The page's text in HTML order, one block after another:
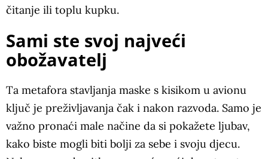
čitanje ili toplu kupku.
Sami ste svoj najveći
obožavatelj
Ta metafora stavljanja maske s kisikom u avionu
ključ je preživljavanja čak i nakon razvoda. Samo je
važno pronaći male načine da si pokažete ljubav,
kako biste mogli biti bolji za sebe i svoju djecu.